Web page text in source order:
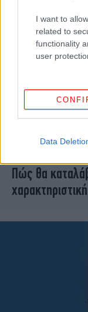
I want to
related to
functionality
user
Data
Πώς θα